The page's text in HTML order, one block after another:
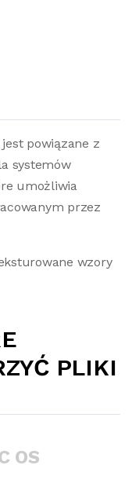
jest powiązane z
systemów
umożliwia
przez
wzory
PLIKI
OS